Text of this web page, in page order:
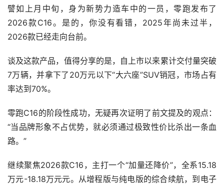
譬如上月中旬，身为新势力造车中的一员，零跑发布了
2026款C16。是的，你没有看错，2025年尚未过半，
2026款已经走向台前。
谈及这款产品，值得分享的是，自上市以来累计交付量突破
7万辆，并拿下了20万元以下“大六座”SUV销冠，市场占有
率达到70%。
零跑C16的阶段性成功，无疑再次证明了前文提及的观点：
“当品牌形象不占优势，就必须通过极致性价比杀出一条血
路。”
继续聚焦2026款C16，主打一个“加量还降价”，全系15.18
万元-18.18万元元。从增程版与纯电版的综合续航，到电子